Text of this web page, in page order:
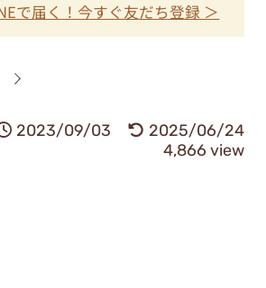
で届く！今すぐ友だち登録 ＞
2023/09/03
2025/06/24
4,866 view